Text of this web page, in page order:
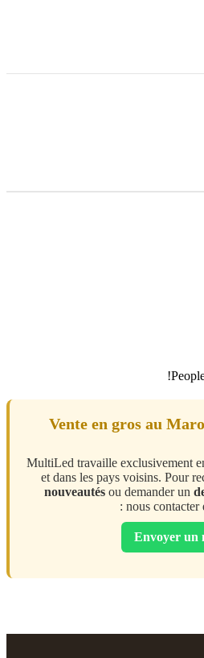
MultiLed travaille exclusivement
et dans les pays voisins. Pour
nouveautés ou demander un
nous contacter